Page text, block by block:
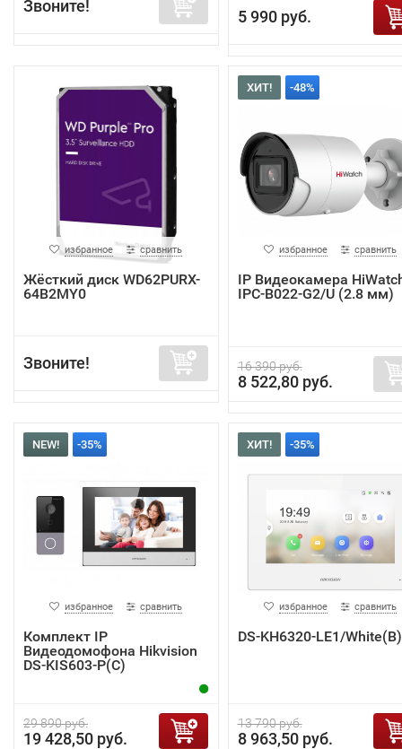
Звоните!
5 990 руб.
избранное сравнить
Жёсткий диск WD62PURX-
64B2MY0
Звоните!
ХИТ! -48%
избранное сравнить
IP Видеокамера
IPC-B022-G2/U (2.8 мм)
16 390 руб.
8 522,80 руб.
NEW! -35%
избранное сравнить
Комплект IP
Видеодомофона Hikvision
DS-KIS603-P(C)
29 890 руб.
19 428,50 руб.
ХИТ! -35%
избранное сравнить
DS-KH6320-LE1/White(B)
13 790 руб.
8 963,50 руб.